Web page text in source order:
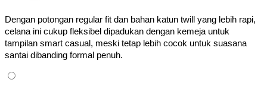
Dengan potongan regular fit dan bahan katun twill yang lebih rapi,
celana ini cukup fleksibel dipadukan dengan kemeja untuk
tampilan smart casual, meski tetap lebih cocok untuk suasana
santai dibanding formal penuh.